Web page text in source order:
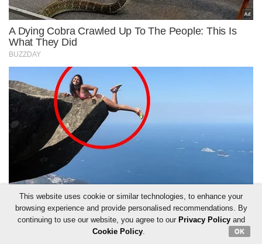
This website uses cookie or similar technologies, to enhance your
browsing experience and provide personalised recommendations. By
continuing to use our website, you agree to our Privacy Policyand
Cookie Policy. OK